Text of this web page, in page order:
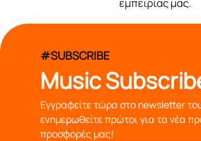
#SUBSCRIBE
Music
Εγγραφείτε τώρα στο newsletter
ενημερωθείτε πρώτοι για τα νέα
προσφορές μας!